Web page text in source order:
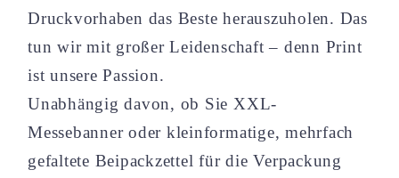
Druckvorhaben das Beste herauszuholen. Das
tun wir mit großer Leidenschaft – denn Print
ist unsere Passion.
Unabhängig davon, ob Sie XXL-
Messebanner oder kleinformatige, mehrfach
gefaltete Beipackzettel für die Verpackung